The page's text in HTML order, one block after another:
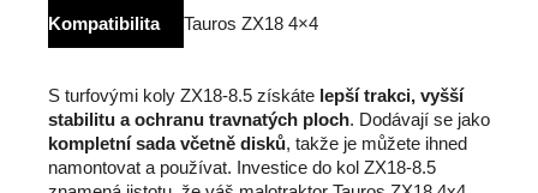
Kompatibilita Tauros ZX18 4×4
S turfovými koly ZX18-8.5 získáte lepší trakci, vyšší
stabilitu a ochranu travnatých ploch. Dodávají se jako
kompletní sada včetně disků, takže je můžete ihned
namontovat a používat. Investice do kol ZX18-8.5